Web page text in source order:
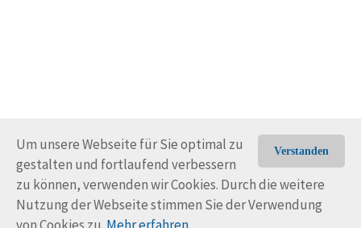
Verstanden
Um unsere Webseite für Sie optimal zu
gestalten und fortlaufend verbessern
zu können, verwenden wir Cookies. Durch die weitere
Nutzung der Webseite stimmen Sie der Verwendung
© Trans-Ocean e.V. 2010-2026 Impressum
Nutzungsbedingungen
Rechtliche Hinweise